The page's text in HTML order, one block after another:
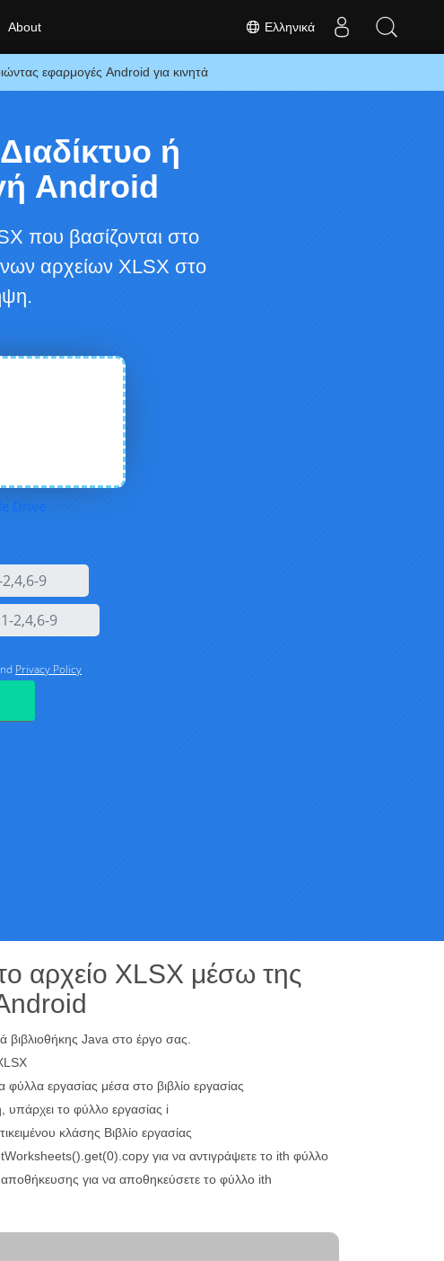
Ελληνικά
About
εφαρμογές Android για κινητά
ή
Android
που βασίζονται στο
αρχείων XLSX στο
αρχείο XLSX μέσω της
Java στο έργο σας.
φύλλα εργασίας μέσα στο βιβλίο εργασίας
το φύλλο εργασίας i
κλάσης Βιβλίο εργασίας
για να αντιγράψετε το ith φύλλο
για να αποθηκεύσετε το φύλλο ith